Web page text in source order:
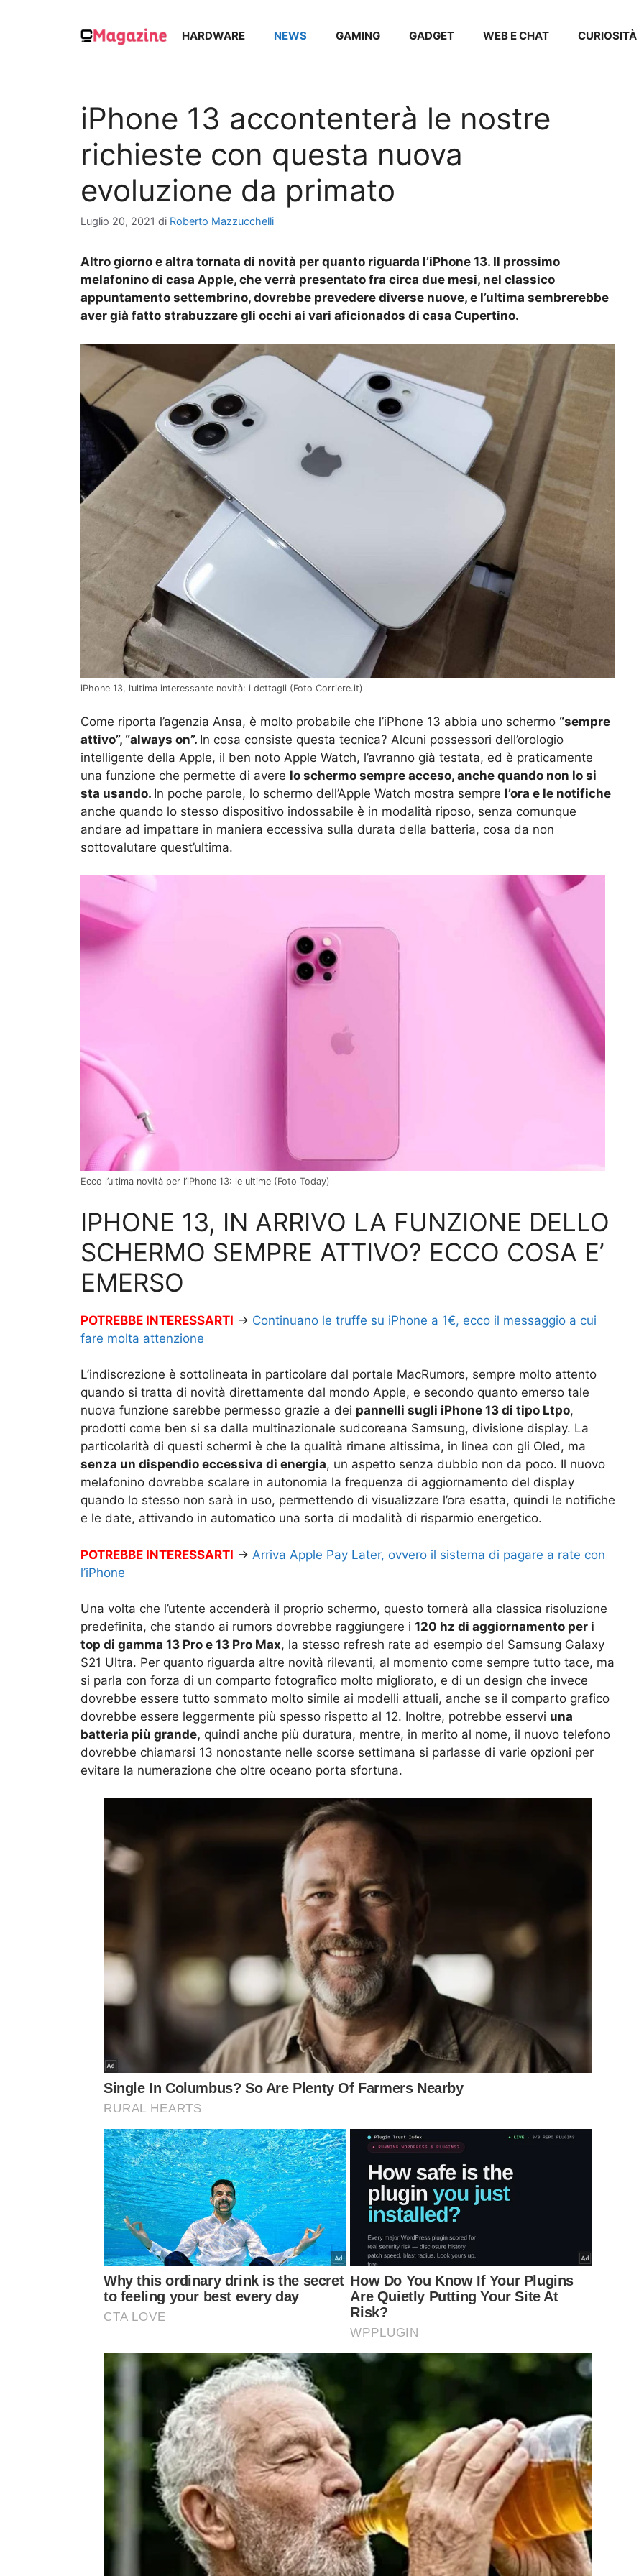
HARDWARE NEWS GAMING GADGET WEB E CHAT CURIOSITÀ
iPhone 13 accontenterà le nostre
richieste con questa nuova
evoluzione da primato
Luglio 20, 2021 di Roberto Mazzucchelli
Altro giorno e altra tornata di novità per quanto riguarda l’iPhone 13. Il prossimo
melafonino di casa Apple, che verrà presentato fra circa due mesi, nel classico
appuntamento settembrino, dovrebbe prevedere diverse nuove, e l’ultima sembrerebbe
aver già fatto strabuzzare gli occhi ai vari aficionados di casa Cupertino.
iPhone 13, l’ultima interessante novità: i dettagli (Foto Corriere.it)
Come riporta l’agenzia Ansa, è molto probabile che l’iPhone 13 abbia uno schermo “sempre
attivo”, “always on”. In cosa consiste questa tecnica? Alcuni possessori dell’orologio
intelligente della Apple, il ben noto Apple Watch, l’avranno già testata, ed è praticamente
una funzione che permette di avere lo schermo sempre acceso, anche quando non lo si
sta usando. In poche parole, lo schermo dell’Apple Watch mostra sempre l’ora e le notifiche
anche quando lo stesso dispositivo indossabile è in modalità riposo, senza comunque
andare ad impattare in maniera eccessiva sulla durata della batteria, cosa da non
sottovalutare quest’ultima.
Ecco l’ultima novità per l’iPhone 13: le ultime (Foto Today)
IPHONE 13, IN ARRIVO LA FUNZIONE DELLO
SCHERMO SEMPRE ATTIVO? ECCO COSA E’
EMERSO
POTREBBE INTERESSARTI → Continuano le truffe su iPhone a 1€, ecco il messaggio a cui
fare molta attenzione
L’indiscrezione è sottolineata in particolare dal portale MacRumors, sempre molto attento
quando si tratta di novità direttamente dal mondo Apple, e secondo quanto emerso tale
nuova funzione sarebbe permesso grazie a dei pannelli sugli iPhone 13 di tipo Ltpo,
prodotti come ben si sa dalla multinazionale sudcoreana Samsung, divisione display. La
particolarità di questi schermi è che la qualità rimane altissima, in linea con gli Oled, ma
senza un dispendio eccessiva di energia, un aspetto senza dubbio non da poco. Il nuovo
melafonino dovrebbe scalare in autonomia la frequenza di aggiornamento del display
quando lo stesso non sarà in uso, permettendo di visualizzare l’ora esatta, quindi le notifiche
e le date, attivando in automatico una sorta di modalità di risparmio energetico.
POTREBBE INTERESSARTI → Arriva Apple Pay Later, ovvero il sistema di pagare a rate con
l’iPhone
Una volta che l’utente accenderà il proprio schermo, questo tornerà alla classica risoluzione
predefinita, che stando ai rumors dovrebbe raggiungere i 120 hz di aggiornamento per i
top di gamma 13 Pro e 13 Pro Max, la stesso refresh rate ad esempio del Samsung Galaxy
S21 Ultra. Per quanto riguarda altre novità rilevanti, al momento come sempre tutto tace, ma
si parla con forza di un comparto fotografico molto migliorato, e di un design che invece
dovrebbe essere tutto sommato molto simile ai modelli attuali, anche se il comparto grafico
dovrebbe essere leggermente più spesso rispetto al 12. Inoltre, potrebbe esservi una
batteria più grande, quindi anche più duratura, mentre, in merito al nome, il nuovo telefono
dovrebbe chiamarsi 13 nonostante nelle scorse settimana si parlasse di varie opzioni per
evitare la numerazione che oltre oceano porta sfortuna.